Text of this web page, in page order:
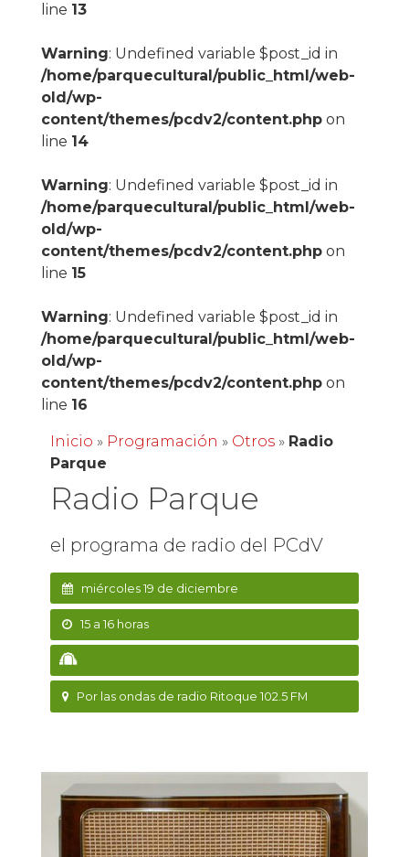
line 13
Warning: Undefined variable $post_id in
/home/parquecultural/public_html/web-
old/wp-
content/themes/pcdv2/content.phpon
line 14
Warning: Undefined variable $post_id in
/home/parquecultural/public_html/web-
old/wp-
content/themes/pcdv2/content.phpon
line 15
Warning: Undefined variable $post_id in
/home/parquecultural/public_html/web-
old/wp-
content/themes/pcdv2/content.phpon
line 16
Inicio » Programación » Otros» Radio
Parque
Radio Parque
el programa de radio del PCdV
miércoles 19 de diciembre
15 a 16 horas
Por las ondas de radio Ritoque 102.5 FM